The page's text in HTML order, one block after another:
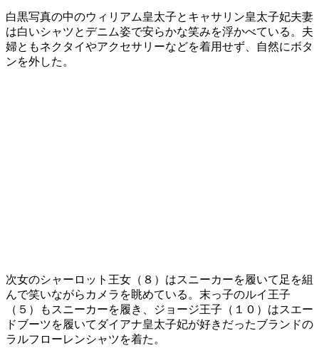
白黒写真の中のウィリアム皇太子とキャサリン皇太子妃夫妻
は白いシャツとデニム姿で安らかな笑みを浮かべている。夫
婦ともネクタイやアクセサリーなどを着用せず、自然にボタ
ンを外した。
次女のシャーロット王女（８）はスニーカーを履いて足を組
んで笑いながらカメラを眺めている。末っ子のルイ王子
（５）もスニーカーを履き、ジョージ王子（１０）はスエー
ドブーツを履いてダイアナ皇太子妃が好きだったブランドの
ラルフローレンシャツを着た。